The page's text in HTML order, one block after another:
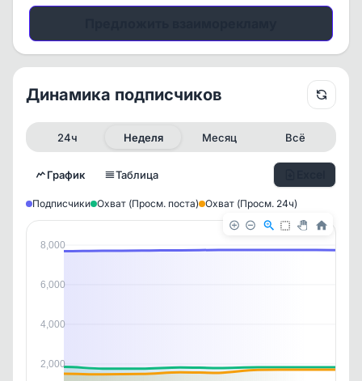
✕ ✕
✕
✕
Динамика подписчиков
24ч Неделя Месяц Всё
График Таблица
Подписчики Охват (Просм. поста) Охват (Просм. 24ч)
8,000
6,000
4,000
2,000